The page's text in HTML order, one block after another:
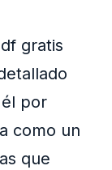
gratis
por
como un
que